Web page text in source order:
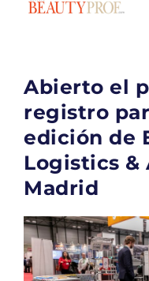
Abierto el
registro
edición de
Logistics
Madrid